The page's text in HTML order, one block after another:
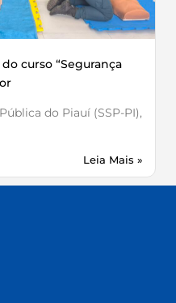
curso “Segurança
do Piauí (SSP-PI),
Leia Mais »